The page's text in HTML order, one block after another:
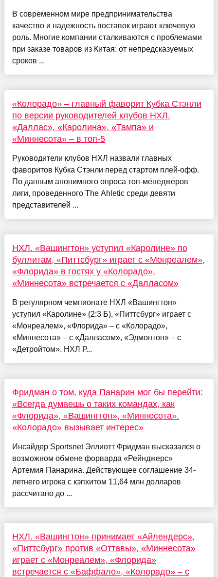
В современном мире предпринимательства
качество и надежность поставок играют ключевую
роль. Многие компании сталкиваются с проблемами
при заказе товаров из Китая: от непредсказуемых
сроков ...
«Колорадо» – главный фаворит Кубка Стэнли
по версии руководителей клубов НХЛ.
«Даллас», «Каролина», «Тампа» и
«Миннесота» – в топ-5
Руководители клубов НХЛ назвали главных
фаворитов Кубка Стэнли перед стартом плей-офф.
По данным анонимного опроса топ-менеджеров
лиги, проведенного The Ahletic среди девяти
представителей ...
НХЛ. «Вашингтон» уступил «Каролине» по
буллитам, «Питтсбург» играет с «Монреалем»,
«Флорида» в гостях у «Колорадо»,
«Миннесота» встречается с «Далласом»
В регулярном чемпионате НХЛ «Вашингтон»
уступил «Каролине» (2:3 Б), «Питтсбург» играет с
«Монреалем», «Флорида» – с «Колорадо»,
«Миннесота» – с «Далласом», «Эдмонтон» – с
«Детройтом». НХЛ Р...
Фридман о том, куда Панарин мог бы перейти:
«Всегда думаешь о таких командах, как
«Флорида», «Вашингтон», «Миннесота».
«Колорадо» вызывает интерес»
Инсайдер Sportsnet Эллиотт Фридман высказался о
возможном обмене форварда «Рейнджерс»
Артемия Панарина. Действующее соглашение 34-
летнего игрока с кэпхитом 11,64 млн долларов
рассчитано до ...
НХЛ. «Вашингтон» принимает «Айлендерс»,
«Питтсбург» против «Оттавы», «Миннесота»
играет с «Монреалем», «Флорида»
встречается с «Баффало», «Колорадо» – с